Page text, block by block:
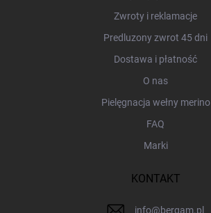
Zwroty i reklamacje
Predluzony zwrot 45 dni
Dostawa i płatność
O nas
Pielęgnacja wełny merino
FAQ
Marki
KONTAKT
info@bergam.pl